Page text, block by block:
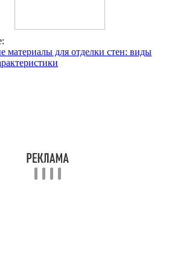
материалы для отделки стен: виды